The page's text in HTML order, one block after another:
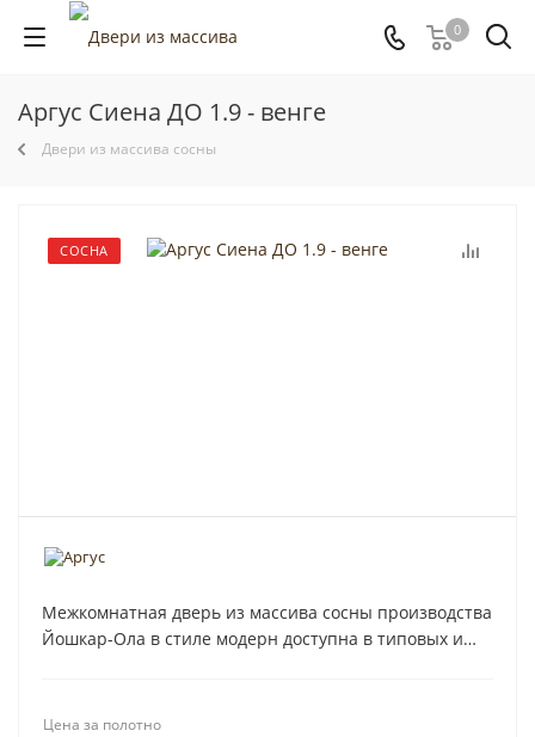
0
Аргус Сиена ДО 1.9 - венге
Двери из массива сосны
СОСНА
Межкомнатная дверь из массива сосны производства
Йошкар-Ола в стиле модерн доступна в типовых и
Цена за полотно